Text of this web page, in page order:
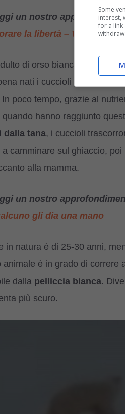
un nostro
la libertà – VIDEO
di orso bianco pesano
nati i cuccioli di orso
poco tempo, grazie al
hanno raggiunto
dalla tana, i cuccioli
camminare sul ghiaccio,
alla mamma.
un nostro
gli dia una mano
in natura è di 25-30 anni,
è in grado di correre
dalla pelliccia bianca.
più scuro.
Some
interest,
for a link